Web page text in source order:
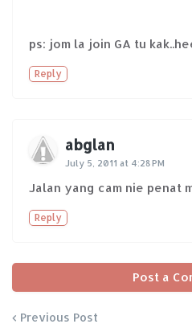
ps: jom la join GA tu
Reply
abglan
July 5, 2011 at 4:28 PM
Jalan yang cam nie penat
Reply
Post a
Previous Post